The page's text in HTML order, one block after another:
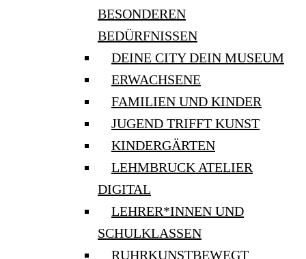
BESONDEREN
BEDÜRFNISSEN
DEINE CITY DEIN MUSEUM
ERWACHSENE
FAMILIEN UND KINDER
JUGEND TRIFFT KUNST
KINDERGÄRTEN
LEHMBRUCK ATELIER
DIGITAL
LEHRER*INNEN UND
SCHULKLASSEN
RUHRKUNSTBEWEGT